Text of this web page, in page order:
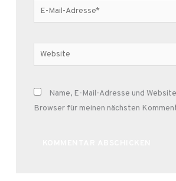
E-
Mail-
Website
Name, E-Mail-Adresse und
Browser für meinen nächsten